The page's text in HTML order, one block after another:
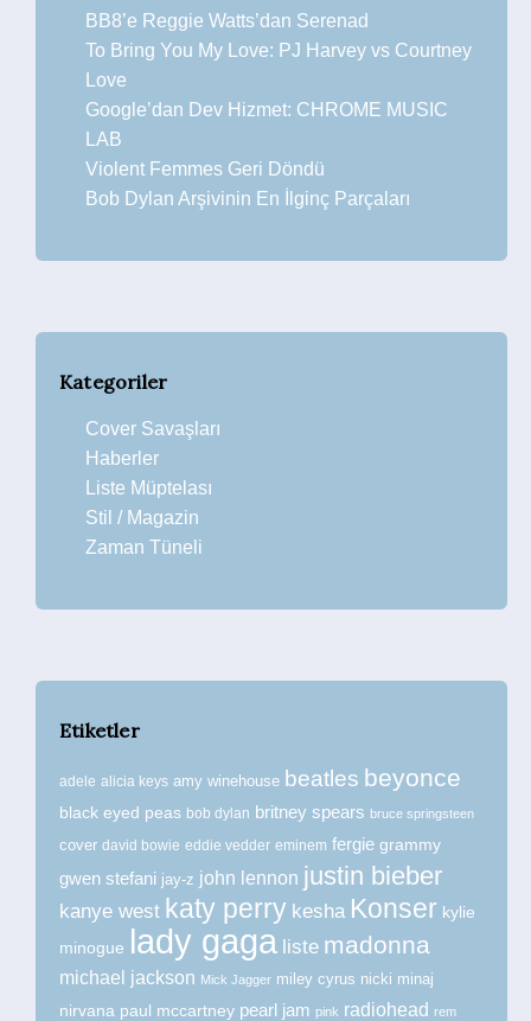
BB8’e Reggie Watts’dan Serenad
To Bring You My Love: PJ Harvey vs Courtney
Love
Google’dan Dev Hizmet: CHROME MUSIC
LAB
Violent Femmes Geri Döndü
Bob Dylan Arşivinin En İlginç Parçaları
Kategoriler
Cover Savaşları
Haberler
Liste Müptelası
Stil / Magazin
Zaman Tüneli
Etiketler
adele alicia keys amy winehouse beatles beyonce
black eyed peas bob dylan britney spears bruce springsteen
cover david bowie eddie vedder eminem fergie grammy
gwen stefani jay-z john lennon justin bieber
kanye west katy perry kesha Konser kylie
minogue lady gaga liste madonna
michael jackson Mick Jagger miley cyrus nicki minaj
nirvana paul mccartney pearl jam pink radiohead rem